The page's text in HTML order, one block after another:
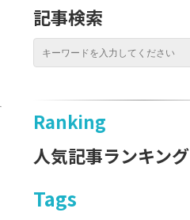
記事検索
Ranking
人気記事ランキング
Tags